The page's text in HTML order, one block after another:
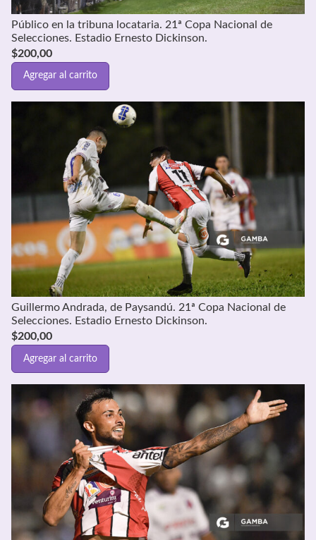
Público en la tribuna locataria. 21ª Copa Nacional de
Selecciones. Estadio Ernesto Dickinson.
$200,00
Agregar al carrito
Guillermo Andrada, de Paysandú. 21ª Copa Nacional de
Selecciones. Estadio Ernesto Dickinson.
$200,00
Agregar al carrito